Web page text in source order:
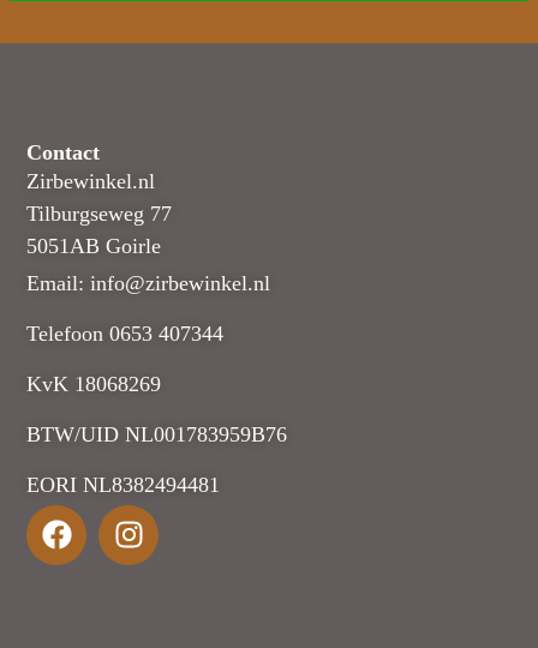
Contact
Zirbewinkel.nl
Tilburgseweg 77
5051AB Goirle
Email: info@zirbewinkel.nl
Telefoon 0653 407344
KvK 18068269
BTW/UID NL001783959B76
EORI NL8382494481